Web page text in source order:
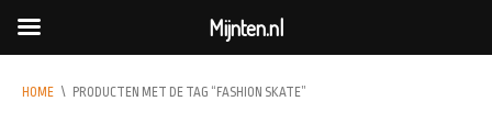
HOME \ PRODUCTEN MET DE TAG “FASHION SKATE”
Mijnten.nl